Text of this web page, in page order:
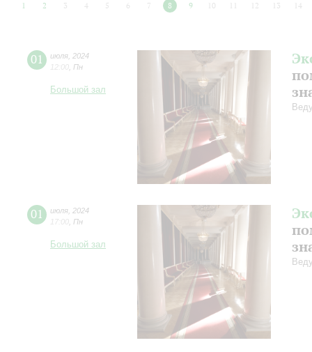
1 2 3 4 5 6 7 8 9 10 12 13 14
01 июля 2024
12:00 Пн
Большой зал
01 июля 2024
17:00 Пн
Большой зал